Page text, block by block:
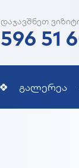
დაჯავშნეთ
596 51
გალერეა